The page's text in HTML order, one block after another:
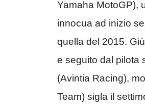
Yamaha MotoGP),
innocua ad inizio
quella del 2015.
e seguito dal pilota
(Avintia Racing),
Team) sigla il